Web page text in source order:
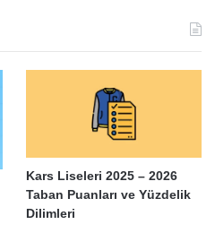
Kars Liseleri 2025 – 2026
Taban Puanları ve Yüzdelik
Dilimleri